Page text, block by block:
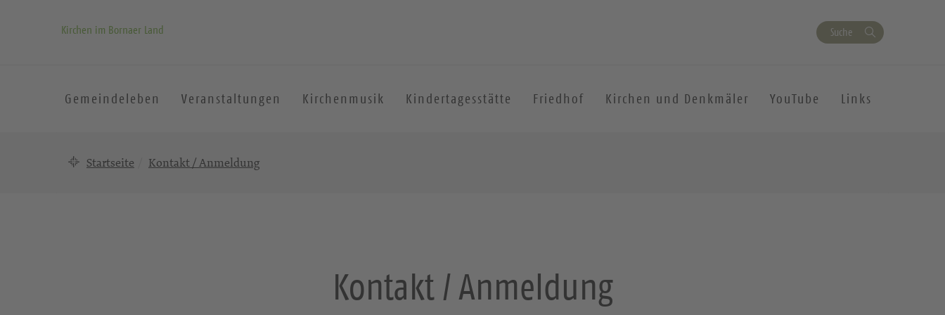
Kirchen im Bornaer Land Suche
Gemeindeleben Veranstaltungen Kirchenmusik Kindertagesstätte Friedhof Kirchen und Denkmäler YouTube Links
Startseite Kontakt / Anmeldung
Kontakt / Anmeldung